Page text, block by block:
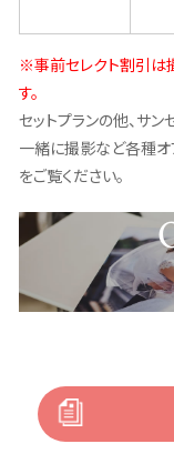
※事前セレクト割引は
す。
セットプランの他、サ
一緒に撮影など各種オ
をご覧ください。